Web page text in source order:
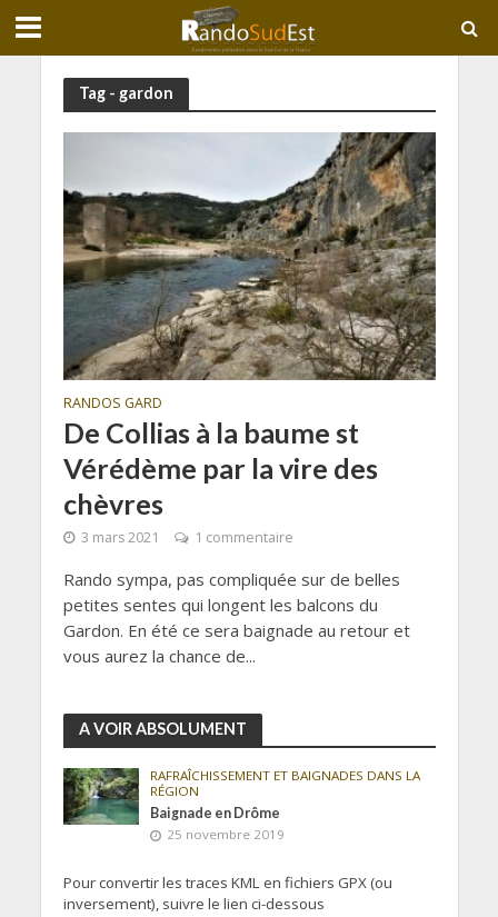
Tag - gardon
RANDOS GARD
De Collias à la baume st
Vérédème par la vire des
chèvres
3 mars 2021 1 commentaire
Rando sympa, pas compliquée sur de belles
petites sentes qui longent les balcons du
Gardon. En été ce sera baignade au retour et
vous aurez la chance de...
A VOIR ABSOLUMENT
RAFRAÎCHISSEMENT ET BAIGNADES DANS LA
RÉGION
Baignade en Drôme
25 novembre 2019
Pour convertir les traces KML en fichiers GPX (ou
inversement), suivre le lien ci-dessous